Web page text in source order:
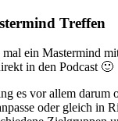
Treffen
ein Mastermind
in den Podcast 🙂
es vor allem darum
oder gleich in